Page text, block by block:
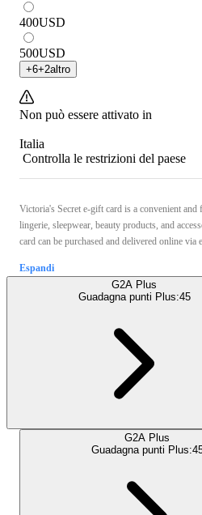
400USD
500USD
+6+2altro
Non può essere attivato in
Italia
Controlla le restrizioni del paese
Victoria's Secret e-gift card is a convenient
lingerie, sleepwear, beauty products, and
card can be purchased and delivered online via
Espandi
G2A Plus
Guadagna punti Plus:45
G2A Plus
Guadagna punti Plus: